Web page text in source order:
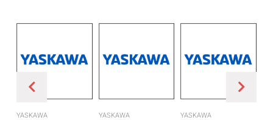
YASKAWA YASKAWA YASKAWA